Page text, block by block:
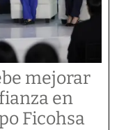
mejorar
en
Ficohsa